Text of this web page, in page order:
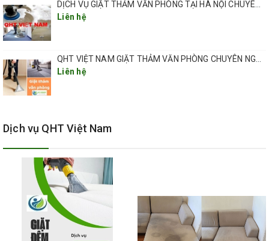
DỊCH VỤ GIẶT THẢM VĂN PHÒNG TẠI HÀ NỘI CHUYÊN NGHIỆP CHẤT LƯỢNG
Liên hệ
QHT VIỆT NAM GIẶT THẢM VĂN PHÒNG CHUYÊN NGHIỆP TẠI HÀ NỘI
Liên hệ
Dịch vụ QHT Việt Nam